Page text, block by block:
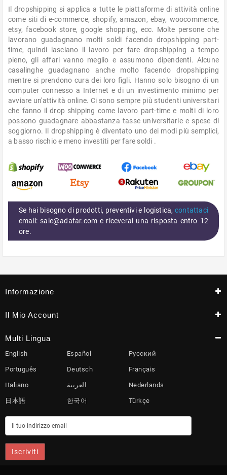
Il dropshipping si applica a tutte le piattaforme di attività online
come siti di e-commerce, shopify, amazon, ebay, woocommerce,
etsy, facebook store, google shopping, ecc. Molte persone che
lavorano guadagnano molti soldi facendo dropshipping part-
time, quindi lasciano il lavoro per fare dropshipping a tempo
pieno, gli affari vanno meglio e assumono dipendenti. Alcune
casalinghe guadagnano anche molto facendo dropshipping
mentre si prendono cura dei loro figli. Hanno solo bisogno di un
computer connesso a Internet e di un investimento minimo per
avviare un'attività online. Ci sono sempre più studenti universitari
che fanno il drop shipping come lavoro part-time e molti di loro
possono guadagnare abbastanza tasse universitarie e spese di
soggiorno. Il dropshipping è diventato uno dei modi più semplici,
a basso rischio e meno investiti per fare soldi .
Se hai bisogno di prodotti, preventivi e logistica, contattaci
email: sale@adafar.com e riceverai una risposta entro 12
ore.
Informazione
Il Mio Account
Multi Lingua
English Español Русский
Português Deutsch Français
Italiano العربية Nederlands
日本語 한국어 Türkçe
Iscriviti